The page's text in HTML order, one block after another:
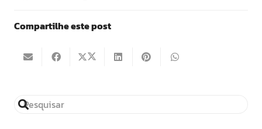
Compartilhe este post